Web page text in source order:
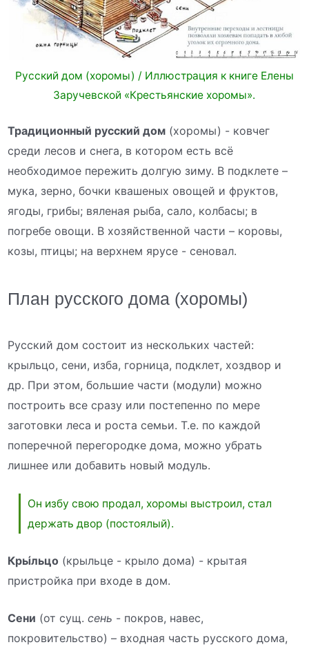
Русский дом (хоромы) / Иллюстрация к книге Елены
Заручевской «Крестьянские хоромы».
Традиционный русский дом (хоромы) - ковчег
среди лесов и снега, в котором есть всё
необходимое пережить долгую зиму. В подклете –
мука, зерно, бочки квашеных овощей и фруктов,
ягоды, грибы; вяленая рыба, сало, колбасы; в
погребе овощи. В хозяйственной части – коровы,
козы, птицы; на верхнем ярусе - сеновал.
План русского дома (хоромы)
Русский дом состоит из нескольких частей:
крыльцо, сени, изба, горница, подклет, хоздвор и
др. При этом, большие части (модули) можно
построить все сразу или постепенно по мере
заготовки леса и роста семьи. Т.е. по каждой
поперечной перегородке дома, можно убрать
лишнее или добавить новый модуль.
Он избу свою продал, хоромы выстроил, стал
держать двор (постоялый).
Кры́льцо (крыльце - крыло дома) - крытая
пристройка при входе в дом.
Сени (от сущ.сень - покров, навес,
покровительство) – входная часть русского дома,